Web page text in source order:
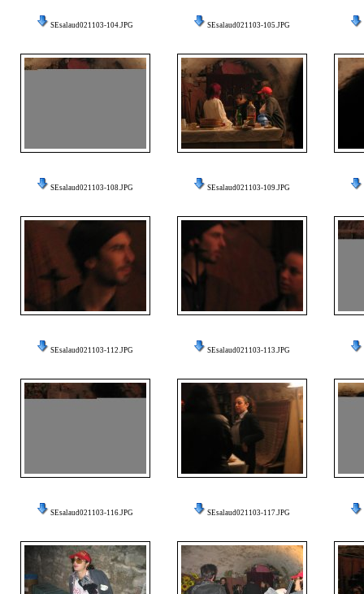
SEsalaud021103-104.JPG SEsalaud021103-105.JPG
SEsalaud021103-108.JPG SEsalaud021103-109.JPG
SEsalaud021103-112.JPG SEsalaud021103-113.JPG
SEsalaud021103-116.JPG SEsalaud021103-117.JPG